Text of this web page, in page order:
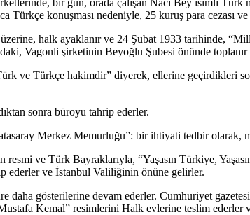
Türkçe konuşması nedeniyle, 25 kuruş para cezası
halk ayaklanır ve 24 Şubat 1933 tarihinde,
Vagonli şirketinin Beyoğlu Şubesi önünde
ve Türkçe hakimdir” diyerek, ellerine geçirdikleri
sonra büroyu tahrip ederler.
Merkez Memurluğu”: bir ihtiyati tedbir
ve Türk Bayraklarıyla, “Yaşasın Türkiye,
ederler ve İstanbul Valiliğinin önüne gelirler.
daha gösterilerine devam ederler. Cumhuriyet
Kemal” resimlerini Halk evlerine teslim ederler